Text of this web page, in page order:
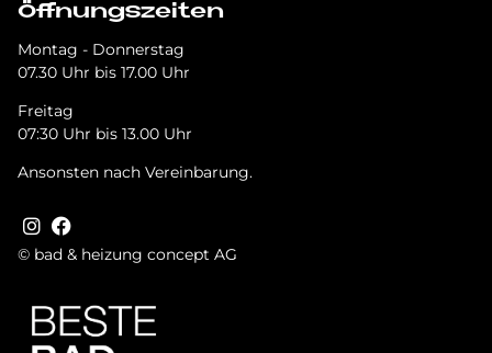
© bad & heizung concept AG
Öffnungszeiten
Montag - Donnerstag
07.30 Uhr bis 17.00 Uhr
Freitag
07:30 Uhr bis 13.00 Uhr
Ansonsten nach Vereinbarung.